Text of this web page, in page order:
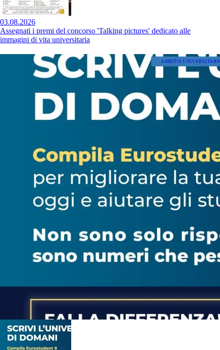
03.08.2026
Assegnati i premi del concorso 'Talking pictures' dedicato alle
immagini di vita universitaria
AMBITO